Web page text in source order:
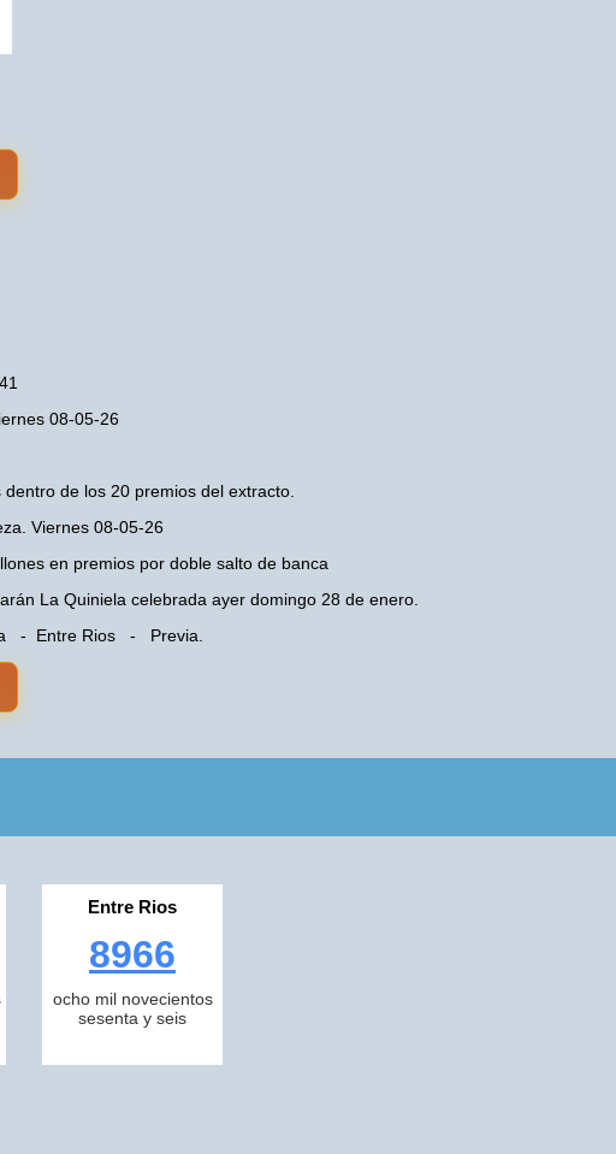
08-05-26
de los 20 premios del extracto.
Viernes 08-05-26
en premios por doble salto de banca
La Quiniela celebrada ayer domingo 28 de enero.
- Entre Rios - Previa.
Entre Rios
8966
ocho mil novecientos
sesenta y seis